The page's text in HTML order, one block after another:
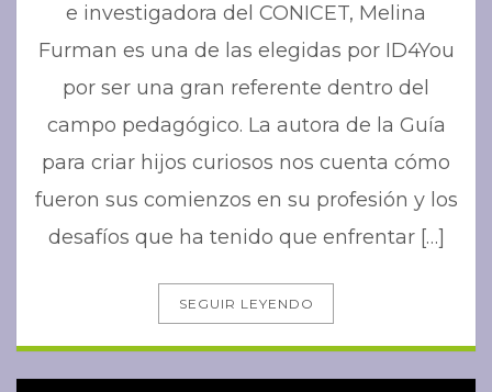
e investigadora del CONICET, Melina
Furman es una de las elegidas por ID4You
por ser una gran referente dentro del
campo pedagógico. La autora de la Guía
para criar hijos curiosos nos cuenta cómo
fueron sus comienzos en su profesión y los
desafíos que ha tenido que enfrentar […]
SEGUIR LEYENDO